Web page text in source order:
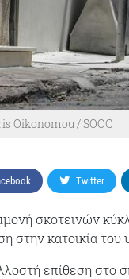
Oikonomou / SOOC
Twitter
σκοτεινών
στην κατοικία
επίθεση στο